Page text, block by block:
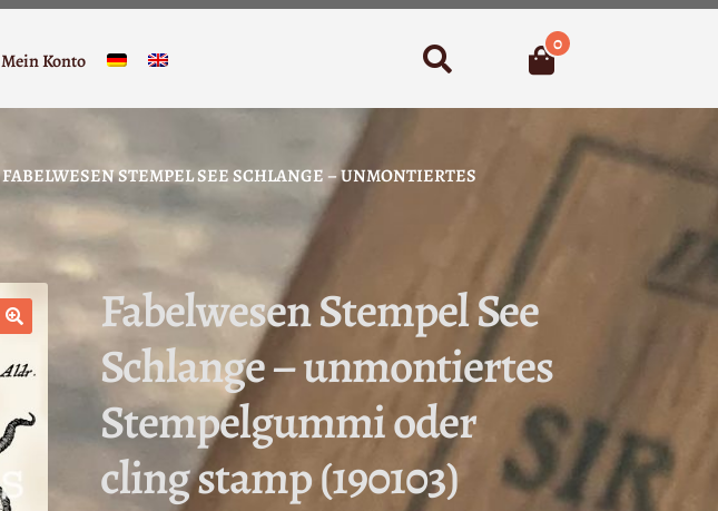
Mein Konto Suchen 0
FABELWESEN STEMPEL SEE SCHLANGE – UNMONTIERTES
Fabelwesen Stempel See
Schlange – unmontiertes
Stempelgummi oder
cling stamp (190103)